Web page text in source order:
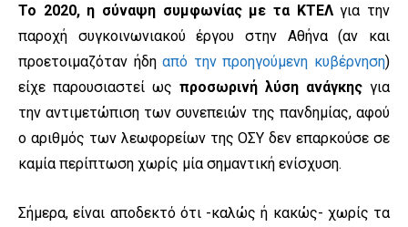
Το 2020, η σύναψη συμφωνίας με τα ΚΤΕΛγια την
παροχή συγκοινωνιακού έργου στην Αθήνα (αν και
προετοιμαζόταν ήδηαπό την προηγούμενη κυβέρνηση)
είχε παρουσιαστεί ως προσωρινή λύση ανάγκης για
την αντιμετώπιση των συνεπειών της πανδημίας, αφού
ο αριθμός των λεωφορείων της ΟΣΥ δεν επαρκούσε σε
καμία περίπτωση χωρίς μία σημαντική ενίσχυση.
Σήμερα, είναι αποδεκτό ότι -καλώς ή κακώς- χωρίς τα